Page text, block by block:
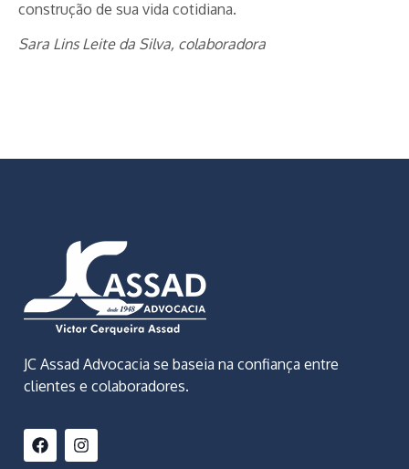
construção de sua vida cotidiana.
Sara Lins Leite da Silva, colaboradora
JC Assad Advocacia se baseia na confiança entre
clientes e colaboradores.